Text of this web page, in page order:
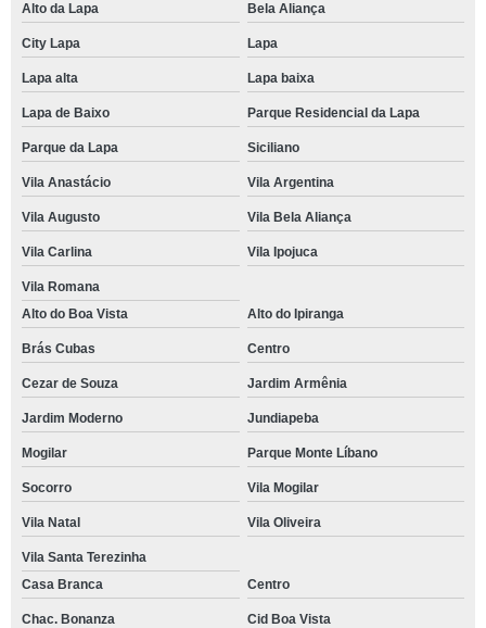
Alto da Lapa
Bela Aliança
City Lapa Lapa
Lapa alta Lapa baixa
Lapa de Baixo Parque Residencial da Lapa
Parque da Lapa Siciliano
Vila Anastácio Vila Argentina
Vila Augusto Vila Bela Aliança
Vila Carlina Vila Ipojuca
Vila Romana
Alto do Boa Vista
Alto do Ipiranga
Brás Cubas Centro
Cezar de Souza Jardim Armênia
Jardim Moderno Jundiapeba
Mogilar Parque Monte Líbano
Socorro Vila Mogilar
Vila Natal Vila Oliveira
Vila Santa Terezinha
Casa Branca
Centro
Chac. Bonanza Cid Boa Vista